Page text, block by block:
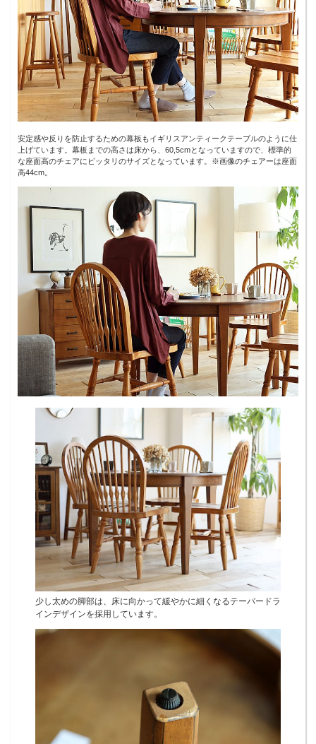
安定感や反りを防止するための幕板もイギリスアンティークテーブルのように仕
上げています。幕板までの高さは床から、60,5cmとなっていますので、標準的
な座面高のチェアにピッタリのサイズとなっています。※画像のチェアーは座面
高44cm。
少し太めの脚部は、床に向かって緩やかに細くなるテーパードラ
インデザインを採用しています。